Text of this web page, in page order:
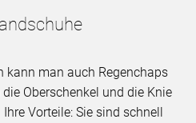
kann man auch Regenchaps
Oberschenkel und die Knie
Vorteile: Sie sind schnell